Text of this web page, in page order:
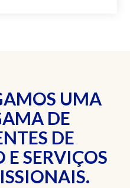
UMA
DE
DE
SERVIÇOS